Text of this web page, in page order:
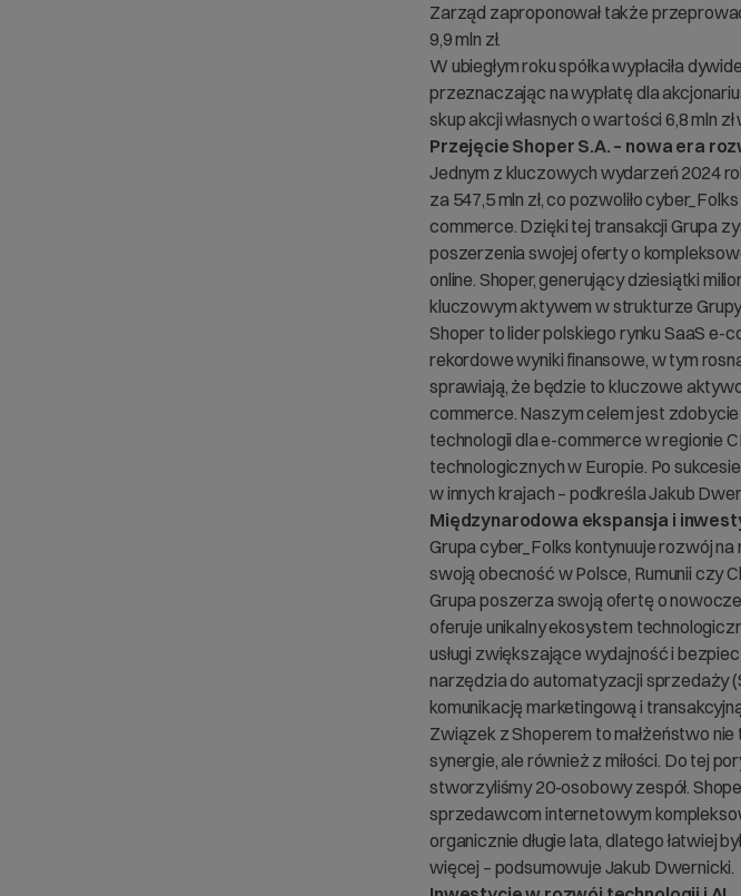
Zarząd zaproponował także
9,9 mln zł.
W ubiegłym roku spółka wypłaciła
przeznaczając na wypłatę dla
skup akcji własnych o wartości 6,8 mln
Przejęcie Shoper S.A. – nowa era
Jednym z kluczowych wydarzeń 2024
za 547,5 mln zł, co pozwoliło
commerce. Dzięki tej transakcji Grupa
poszerzenia swojej oferty o
online. Shoper, generujący dziesiątki
kluczowym aktywem w strukturze
Shoper to lider polskiego rynku SaaS e-
rekordowe wyniki finansowe, w tym
sprawiają, że będzie to kluczowe
commerce. Naszym celem jest
technologii dla e-commerce w regionie
technologicznych w Europie. Po
w innych krajach – podkreśla Jakub
Międzynarodowa ekspansja i
Grupa cyber_Folks kontynuuje rozwój
swoją obecność w Polsce, Rumunii czy
Grupa poszerza swoją ofertę o
oferuje unikalny ekosystem
usługi zwiększające wydajność i
narzędzia do automatyzacji sprzedaży
komunikację marketingową i
Związek z Shoperem to małżeństwo
synergie, ale również z miłości. Do tej
stworzyliśmy 20-osobowy zespół.
sprzedawcom internetowym
organicznie długie lata, dlatego łatwiej
więcej – podsumowuje Jakub Dwernicki.